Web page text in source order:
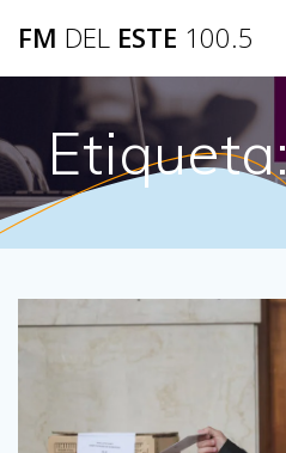
FM DEL ESTE 100.5